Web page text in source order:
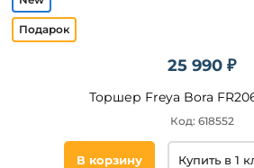
25 990 ₽
Торшер Freya Bora
Код: 618552
В корзину Купить в 1